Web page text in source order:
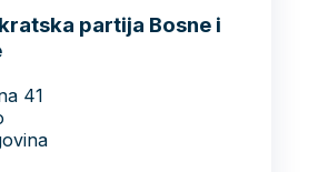
partija Bosne i
41